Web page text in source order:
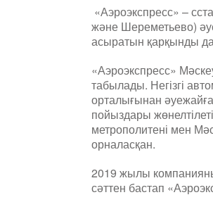
«Аэроэкспресс» –
және Шереметьево)
асыратын қарқынды
«Аэроэкспресс»
табылады. Негізгі
орталығынан
пойыздары
метрополитені мен
орналасқан.
2019 жылы
сәттен бастап